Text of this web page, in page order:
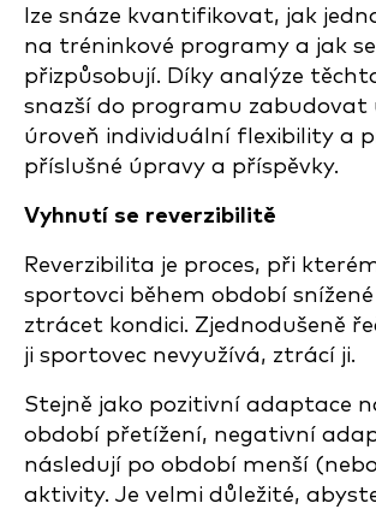
lze snáze kvantifikovat, jak
na tréninkové programy a jak
přizpůsobují. Díky analýze
snazší do programu zabudovat
úroveň individuální flexibility a
příslušné úpravy a příspěvky.
Vyhnutí se reverzibilitě
Reverzibilita je proces, při
sportovci během období
ztrácet kondici. Zjednodušeně
ji sportovec nevyužívá, ztrácí ji.
Stejně jako pozitivní adaptace
období přetížení, negativní
následují po období menší
aktivity. Je velmi důležité,